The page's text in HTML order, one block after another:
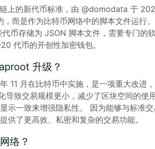
上的新代币标准，由 @domodata 于
，而是作为比特币网络中的脚本文件运行
币存储为 JSON 脚本文件，需要专门的
代币的开创性加密钱包。
升级？
11 月在比特币中实施，是一项重大改进
导致交易规模更小，减少了区块空间的
示一致来增强隐私性。 因为能够与标准
供了更高效、私密和复杂的交易功能。
络？